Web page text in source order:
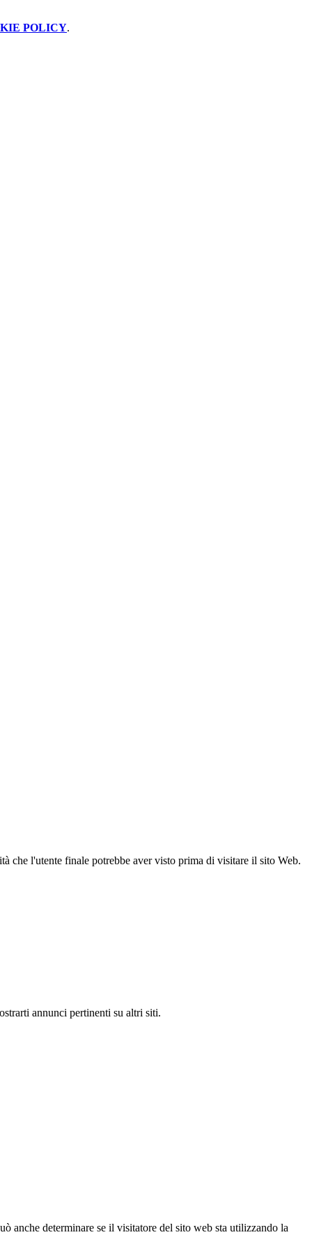
POLICY.
che l'utente finale potrebbe aver visto prima di visitare il sito Web.
annunci pertinenti su altri siti.
anche determinare se il visitatore del sito web sta utilizzando la